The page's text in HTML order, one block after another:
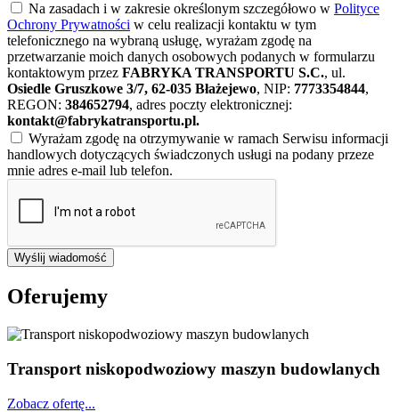
Na zasadach i w zakresie określonym szczegółowo w Polityce
Ochrony Prywatności w celu realizacji kontaktu w tym
telefonicznego na wybraną usługę, wyrażam zgodę na
przetwarzanie moich danych osobowych podanych w formularzu
kontaktowym przez FABRYKA TRANSPORTU S.C., ul.
Osiedle Gruszkowe 3/7, 62-035 Błażejewo, NIP: 7773354844,
REGON: 384652794, adres poczty elektronicznej:
kontakt@fabrykatransportu.pl.
Wyrażam zgodę na otrzymywanie w ramach Serwisu informacji
handlowych dotyczących świadczonych usługi na podany przeze
mnie adres e-mail lub telefon.
Wyślij wiadomość
Oferujemy
Transport niskopodwoziowy maszyn budowlanych
Zobacz ofertę...